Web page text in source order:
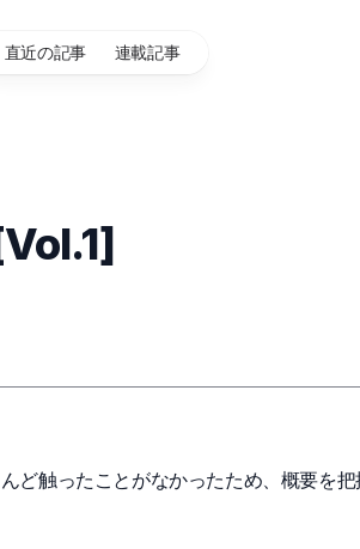
直近の記事 連載記事
ど触ったことがなかったため、概要を